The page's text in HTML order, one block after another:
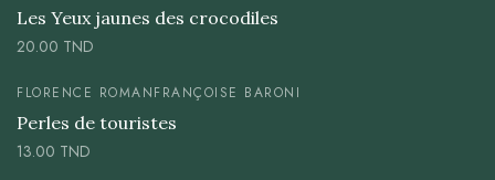
Les Yeux jaunes des crocodiles
20.00 TND
FLORENCE ROMANFRANÇOISE BARONI
Perles de touristes
13.00 TND